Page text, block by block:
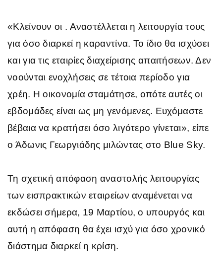
«Κλείνουν οι . Αναστέλλεται η λειτουργία τους
για όσο διαρκεί η καραντίνα. Το ίδιο θα ισχύσει
και για τις εταιρίες διαχείρισης απαιτήσεων. Δεν
νοούνται ενοχλήσεις σε τέτοια περίοδο για
χρέη. Η οικονομία σταμάτησε, οπότε αυτές οι
εβδομάδες είναι ως μη γενόμενες. Ευχόμαστε
βέβαια να κρατήσει όσο λιγότερο γίνεται», είπε
ο Άδωνις Γεωργιάδης μιλώντας στο Blue Sky.
Τη σχετική απόφαση αναστολής λειτουργίας
των εισπρακτικών εταιρείων αναμένεται να
εκδώσει σήμερα, 19 Μαρτίου, ο υπουργός και
αυτή η απόφαση θα έχει ισχύ για όσο χρονικό
διάστημα διαρκεί η κρίση.